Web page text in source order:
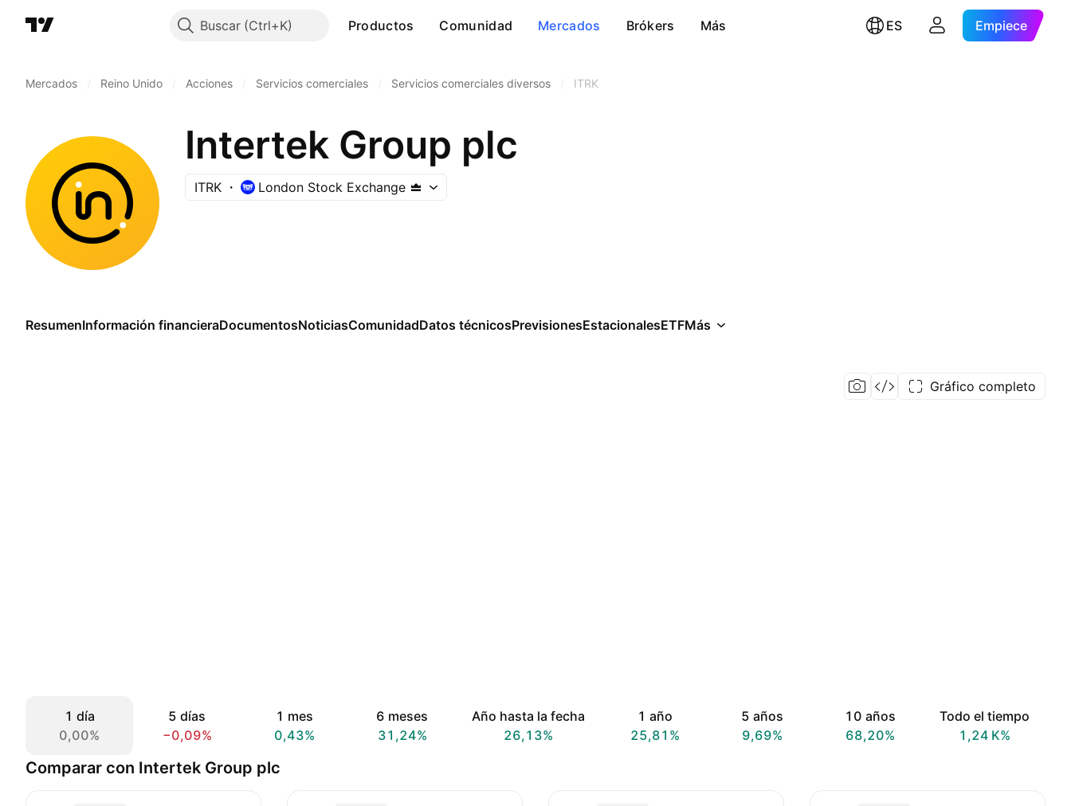
Buscar Productos Comunidad Mercados Brókers Más ES Empiece
Mercados Reino Unido Acciones Servicios comerciales Servicios comerciales diversos ITRK
Intertek Group plc
ITRK London Stock Exchange
ResumenInformación financieraDocumentosNoticiasComunidadDatos técnicosPrevisionesEstacionalesETFMás
Gráfico completo
1 día
0,00%
5 días
−0,09%
1 mes
0,43%
6 meses
31,24%
Año hasta la fecha
26,13%
1 año
25,81%
5 años
9,69%
10 años
68,20%
Todo el tiempo
‪1,24 K‬%
Comparar con Intertek Group plc